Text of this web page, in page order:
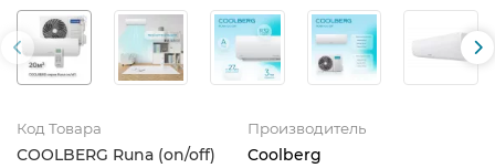
Код Товара
СOOLBERG Runa (on/off)
Производитель
Coolberg